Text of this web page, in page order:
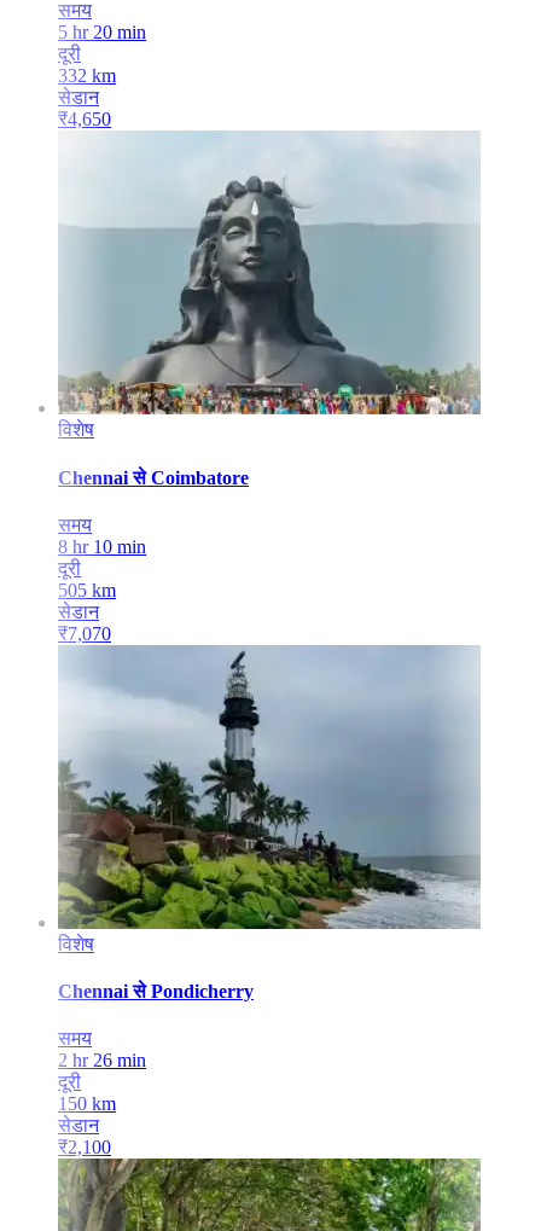
समय
5 hr 20 min
दूरी
332 km
सेडान
₹4,650
विशेष
Chennai से Coimbatore
समय
8 hr 10 min
दूरी
505 km
सेडान
₹7,070
विशेष
Chennai से Pondicherry
समय
2 hr 26 min
दूरी
150 km
सेडान
₹2,100